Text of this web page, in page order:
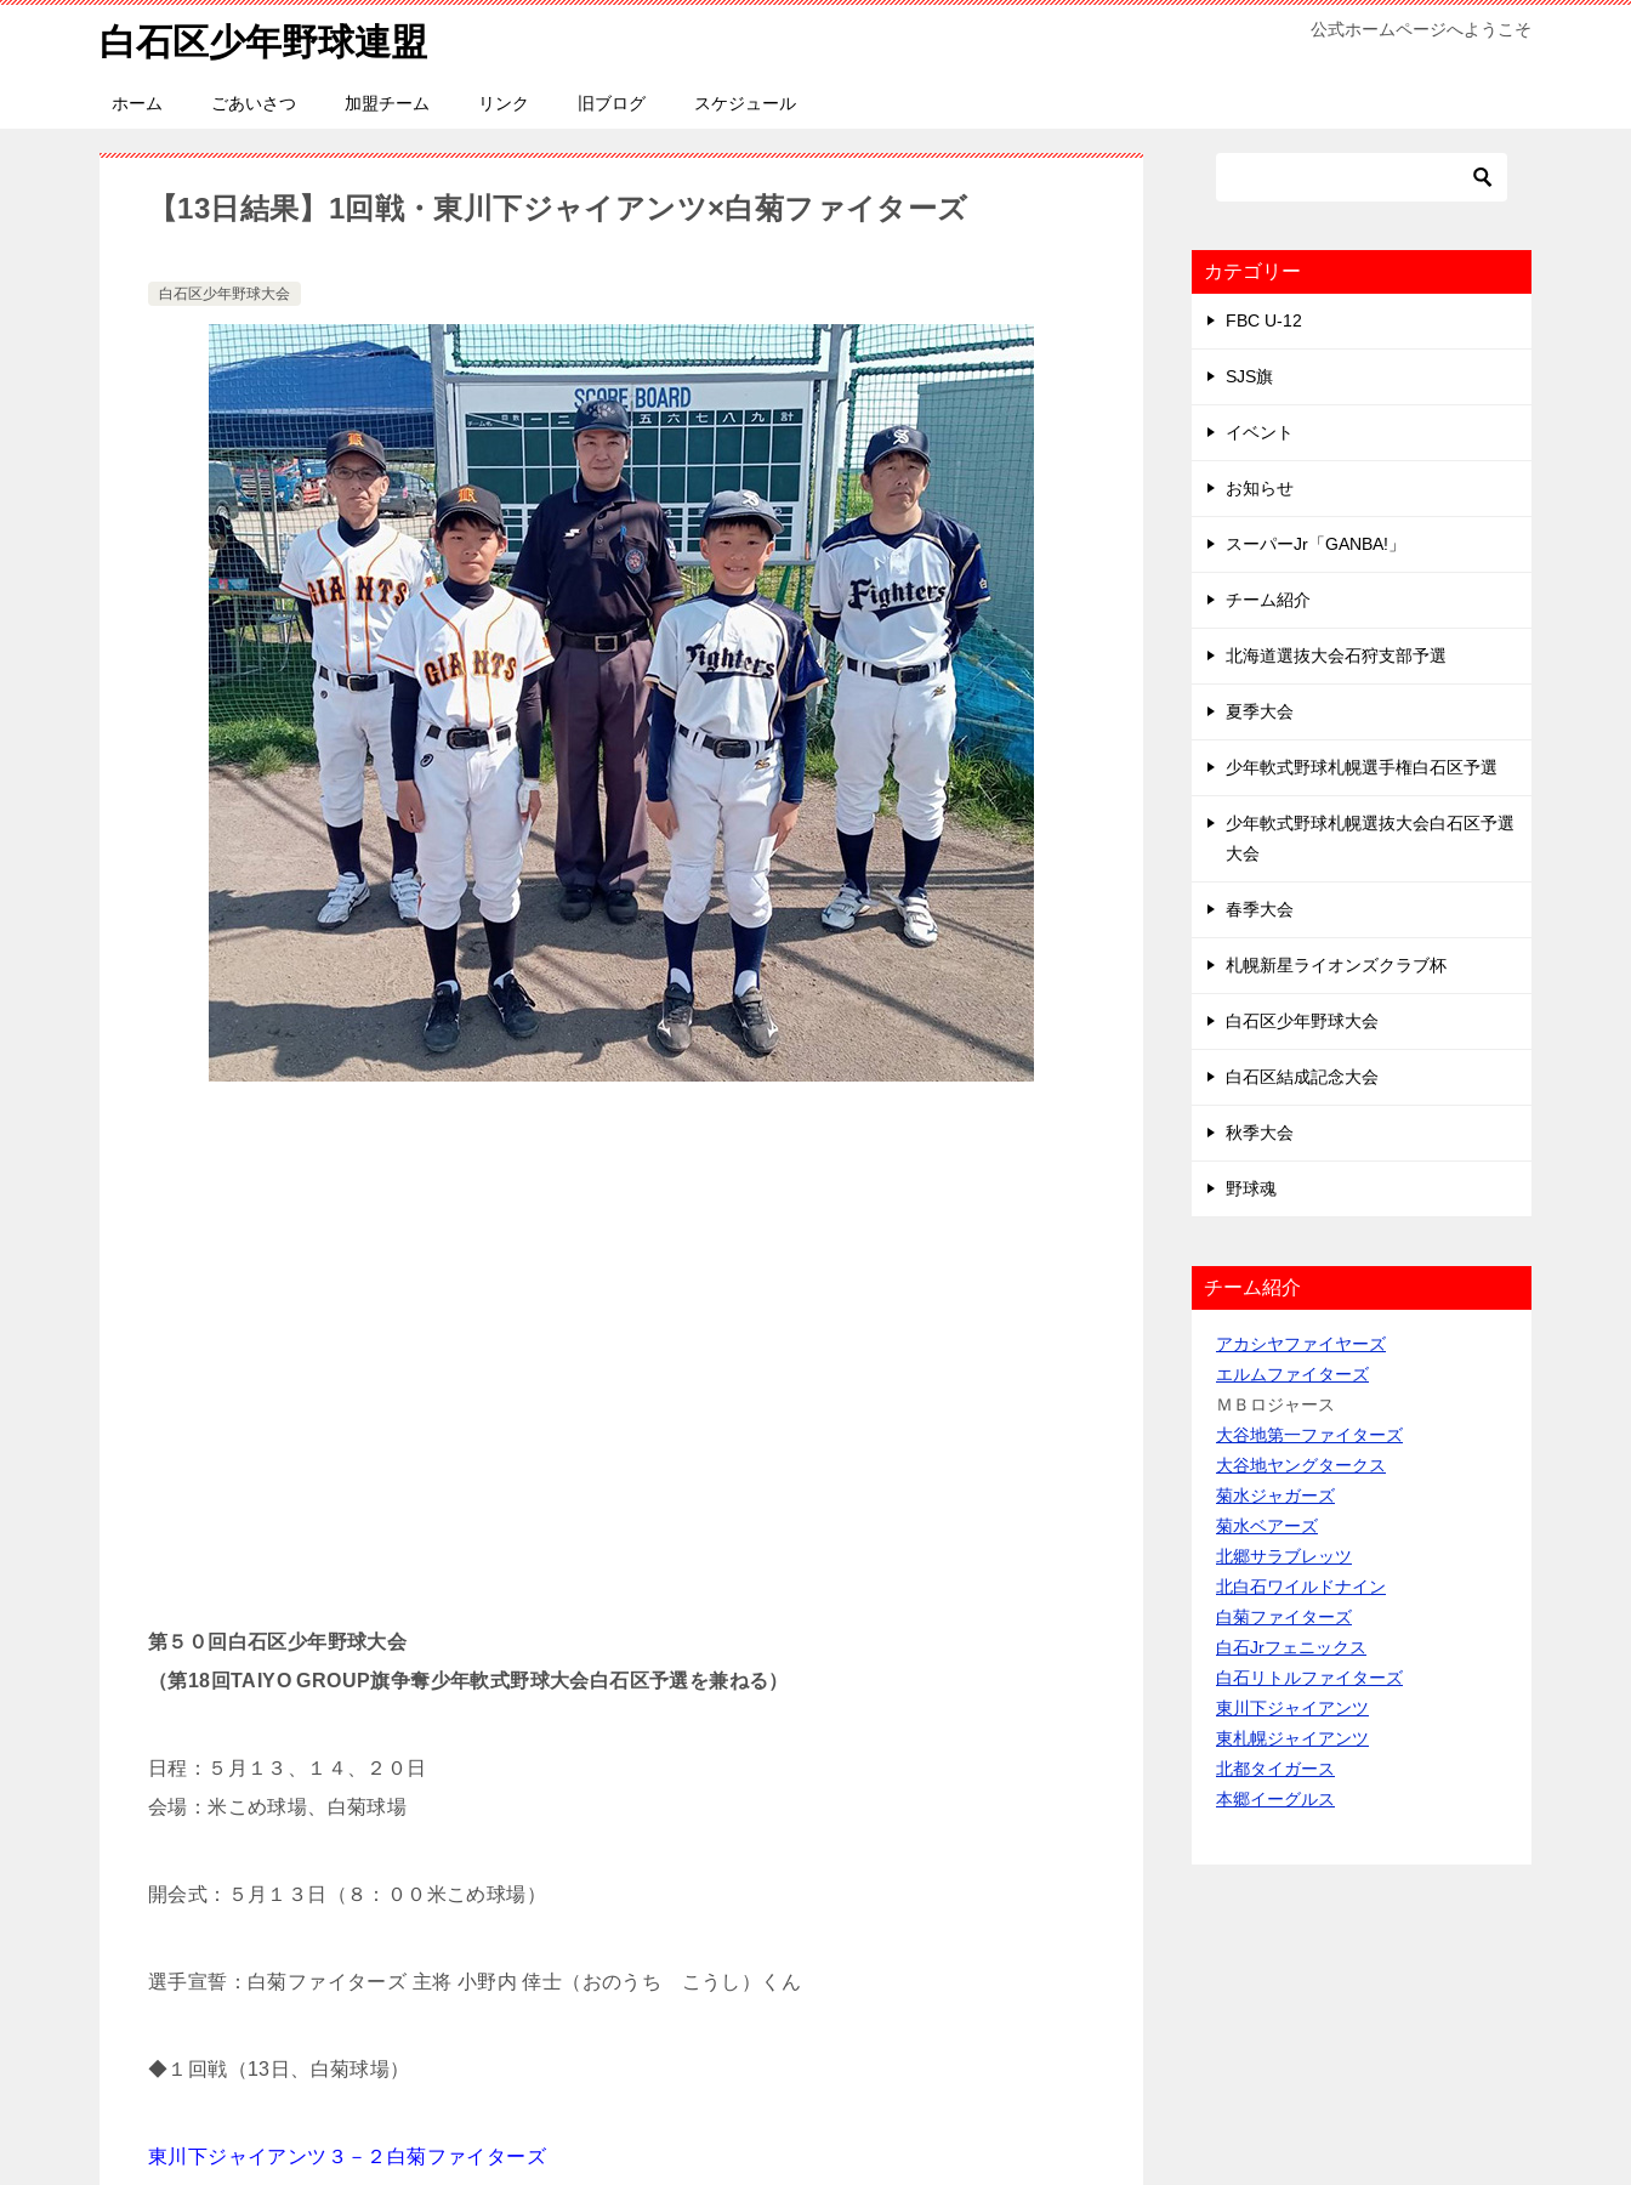
白石区少年野球連盟 公式ホームページへようこそ
ホーム ごあいさつ 加盟チーム リンク 旧ブログ スケジュール
【13日結果】1回戦・東川下ジャイアンツ×白菊ファイターズ
白石区少年野球大会
第５０回白石区少年野球大会
（第18回TAIYO GROUP旗争奪少年軟式野球大会白石区予選を兼ねる）
日程：５月１３、１４、２０日
会場：米こめ球場、白菊球場
開会式：５月１３日（８：００米こめ球場）
選手宣誓：白菊ファイターズ 主将 小野内 倖士（おのうち こうし）くん
◆１回戦（13日、白菊球場）
東川下ジャイアンツ３－２白菊ファイターズ
カテゴリー
FBC U-12
SJS旗
イベント
お知らせ
スーパーJr「GANBA!」
チーム紹介
北海道選抜大会石狩支部予選
夏季大会
少年軟式野球札幌選手権白石区予選
少年軟式野球札幌選抜大会白石区予選
大会
春季大会
札幌新星ライオンズクラブ杯
白石区少年野球大会
白石区結成記念大会
秋季大会
野球魂
チーム紹介
アカシヤファイヤーズ
エルムファイターズ
ＭＢロジャース
大谷地第一ファイターズ
大谷地ヤングタークス
菊水ジャガーズ
菊水ベアーズ
北郷サラブレッツ
北白石ワイルドナイン
白菊ファイターズ
白石Jrフェニックス
白石リトルファイターズ
東川下ジャイアンツ
東札幌ジャイアンツ
北都タイガース
本郷イーグルス